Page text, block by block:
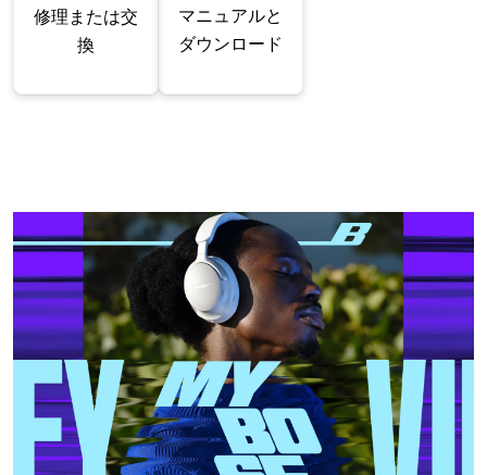
修理または交
換
マニュアルと
ダウンロード